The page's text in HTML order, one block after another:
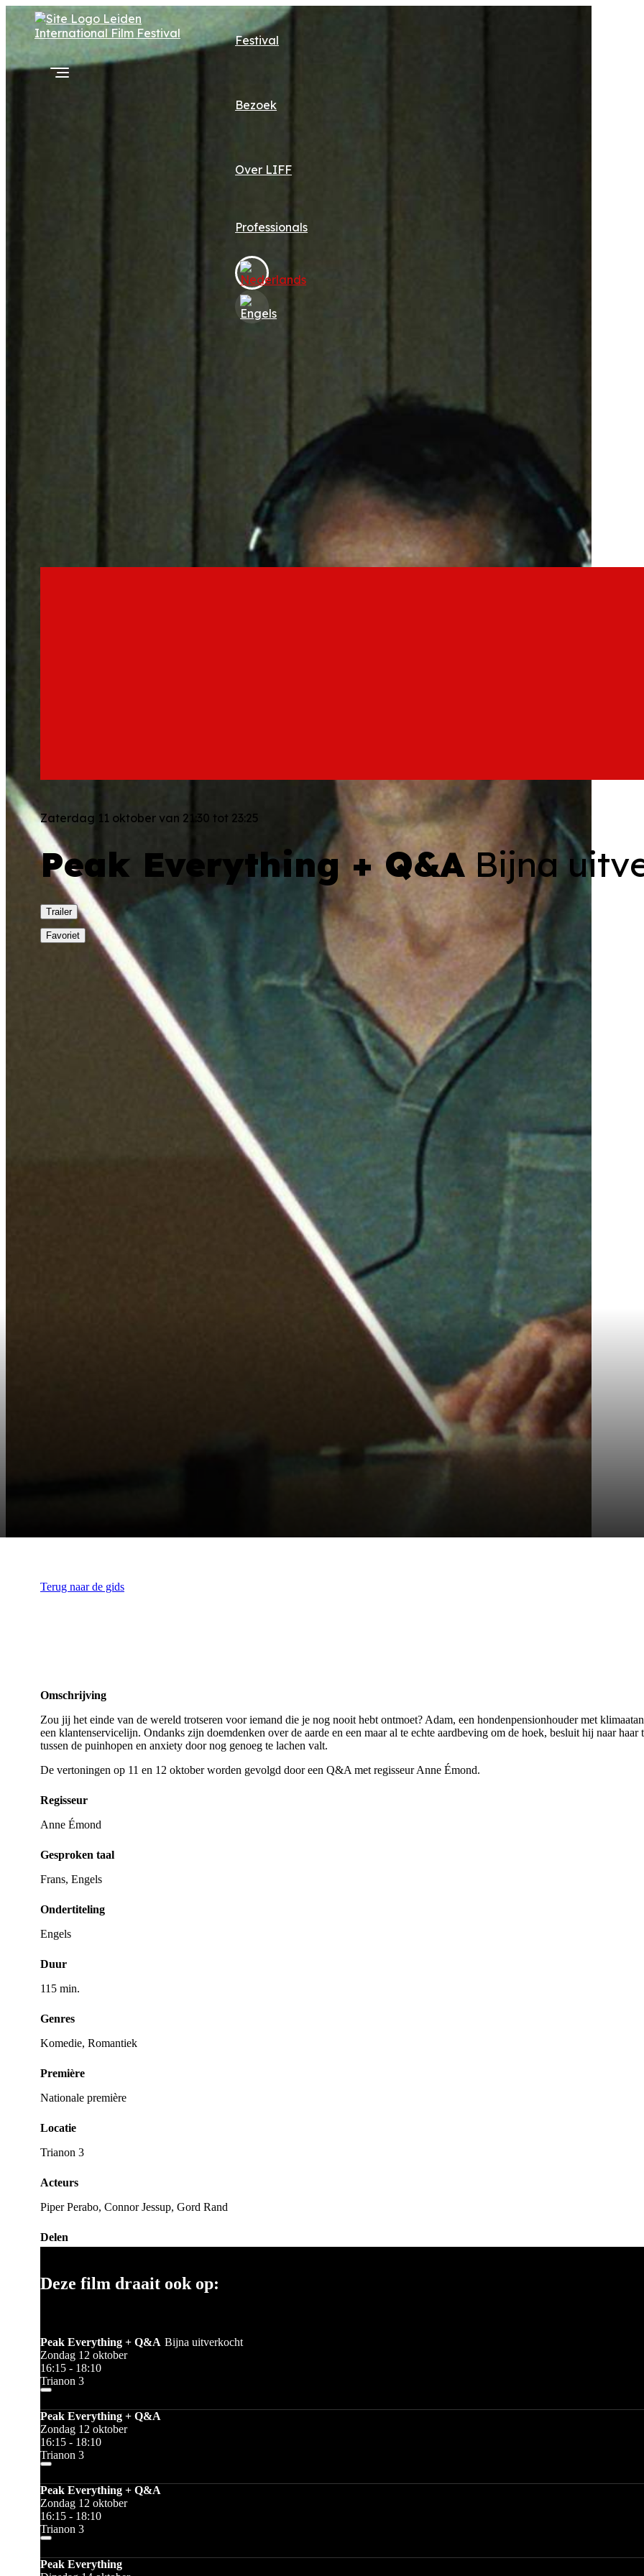
Festival
Bezoek
Over LIFF
Professionals
Zaterdag 11 oktober van 21:30 tot 23:25
Peak Everything + Q&A Bijna
Trailer
Favoriet
Terug naar de gids
Omschrijving
Zou jij het einde van de wereld trotseren voor iemand die je nog nooit hebt ontmoet? Adam, een hondenpensionhouder met
een klantenservicelijn. Ondanks zijn doemdenken over de aarde en een maar al te echte aardbeving om de hoek, besluit hij naar
tussen de puinhopen en anxiety door nog genoeg te lachen valt.
De vertoningen op 11 en 12 oktober worden gevolgd door een Q&A met regisseur Anne Émond.
Regisseur
Anne Émond
Gesproken taal
Frans, Engels
Ondertiteling
Engels
Duur
115 min.
Genres
Komedie, Romantiek
Première
Nationale première
Locatie
Trianon 3
Acteurs
Piper Perabo, Connor Jessup, Gord Rand
Delen
Deze film draait ook op:
Peak Everything + Q&A Bijna uitverkocht
Zondag 12 oktober
16:15 - 18:10
Trianon 3
Peak Everything + Q&A
Zondag 12 oktober
16:15 - 18:10
Trianon 3
Peak Everything + Q&A
Zondag 12 oktober
16:15 - 18:10
Trianon 3
Peak Everything